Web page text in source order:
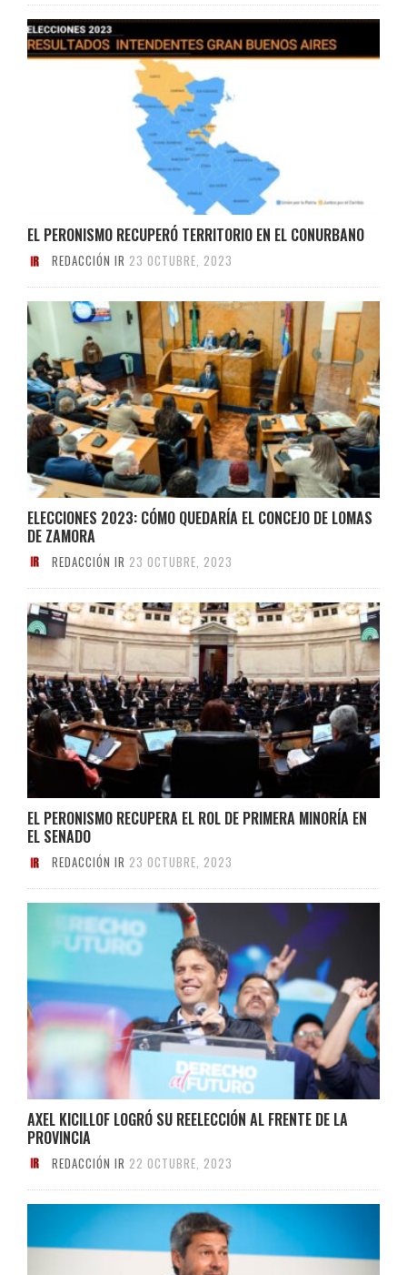
EL PERONISMO RECUPERÓ TERRITORIO EN EL CONURBANO
REDACCIÓN IR 23 OCTUBRE, 2023
ELECCIONES 2023: CÓMO QUEDARÍA EL CONCEJO DE LOMAS
DE ZAMORA
REDACCIÓN IR 23 OCTUBRE, 2023
EL PERONISMO RECUPERA EL ROL DE PRIMERA MINORÍA EN
EL SENADO
REDACCIÓN IR 23 OCTUBRE, 2023
AXEL KICILLOF LOGRÓ SU REELECCIÓN AL FRENTE DE LA
PROVINCIA
REDACCIÓN IR 22 OCTUBRE, 2023